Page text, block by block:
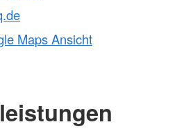
Maps Ansicht